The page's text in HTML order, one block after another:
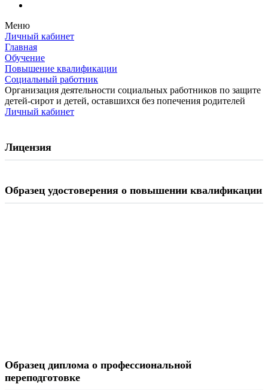
Меню
Личный кабинет
Главная
Обучение
Повышение квалификации
Социальный работник
Организация деятельности социальных работников по защите
детей-сирот и детей, оставшихся без попечения родителей
Личный кабинет
Лицензия
Образец удостоверения о повышении квалификации
Образец диплома о профессиональной
переподготовке